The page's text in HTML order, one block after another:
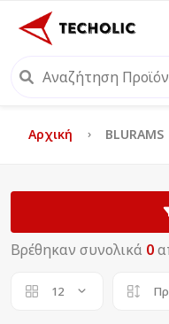
Αρχική BLURAMS
Βρέθηκαν συνολικά 0
12